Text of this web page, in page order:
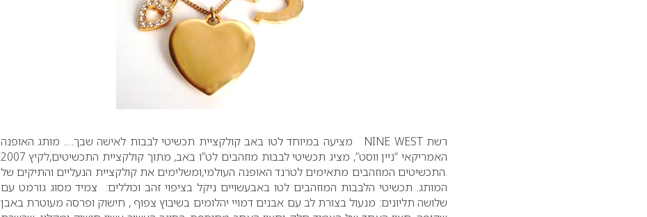
רשת NINE WEST מציעה במיוחד לטו באב קולקציית תכשיטי לבבות לאישה שבך….
מותג האופנה
האמריקאי “ניין ווסט”, מציג תכשיטי לבבות מוזהבים לט”ו באב, מתוך קולקציית התכשיטים,לקיץ 2007
.התכשיטים המוזהבים מתאימים לטרנד האופנה העולמי,ומשלימים את קולקציית הנעליים והתיקים של
המותג. תכשיטי הלבבות המוזהבים לטו באבעשויים ניקל בציפוי זהב וכוללים: צמיד מסוג גורמט עם
שלושה תליונים: מנעול בצורת לב עם אבנים דמויי יהלומים בשיבוץ צפוף , חישוק ופרסה מעוטרת באבן